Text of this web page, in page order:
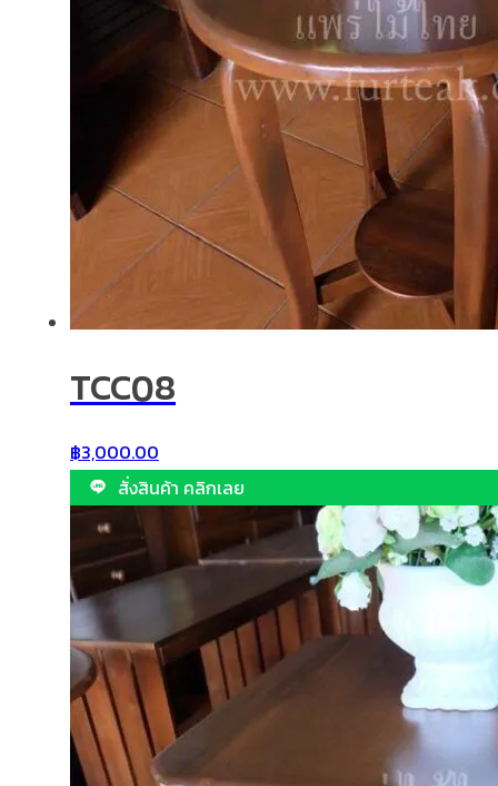
TCC08
฿3,000.00
สั่งสินค้า คลิกเลย